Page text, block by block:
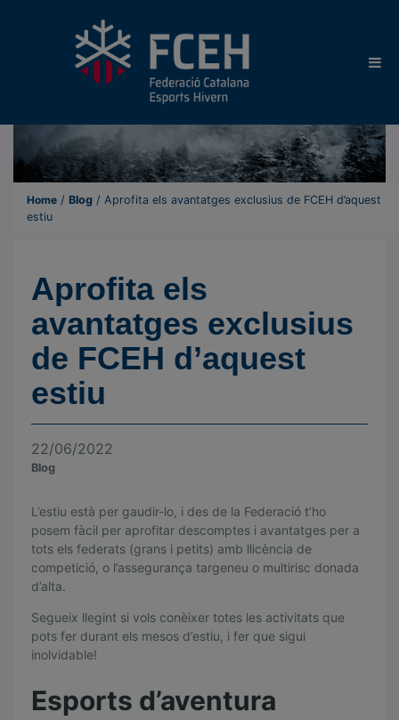
Home / Blog / Aprofita els avantatges exclusius de FCEH d’aquest
estiu
Aprofita els
avantatges exclusius
de FCEH d’aquest
estiu
22/06/2022
Blog
A
p
r
o
f
t
L’estiu està per gaudir-lo, i des de la Federació t’ho
posem fàcil per aprofitar descomptes i avantatges per a
tots els federats (grans i petits) amb llicència de
competició, o l’assegurança targeneu o multirisc donada
d’alta.
Segueix llegint si vols conèixer totes les activitats que
pots fer durant els mesos d’estiu, i fer que sigui
inolvidable!
Esports d’aventura